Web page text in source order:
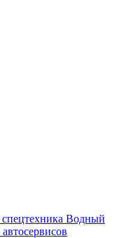
Водный